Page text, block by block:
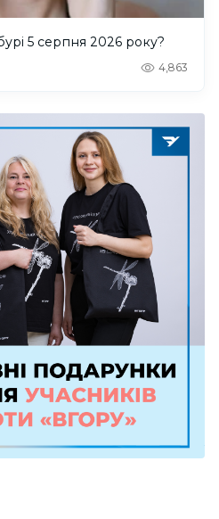
5 серпня 2026 року?
4,863